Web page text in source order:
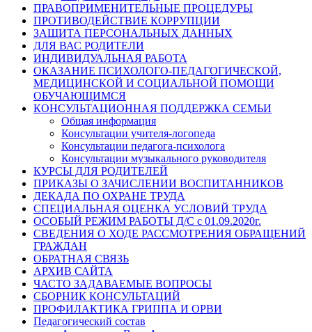
ПРАВОПРИМЕНИТЕЛЬНЫЕ ПРОЦЕДУРЫ
ПРОТИВОДЕЙСТВИЕ КОРРУПЦИИ
ЗАЩИТА ПЕРСОНАЛЬНЫХ ДАННЫХ
ДЛЯ ВАС РОДИТЕЛИ
ИНДИВИДУАЛЬНАЯ РАБОТА
ОКАЗАНИЕ ПСИХОЛОГО-ПЕДАГОГИЧЕСКОЙ,
МЕДИЦИНСКОЙ И СОЦИАЛЬНОЙ ПОМОЩИ
ОБУЧАЮЩИМСЯ
КОНСУЛЬТАЦИОННАЯ ПОДДЕРЖКА СЕМЬИ
Общая информация
Консультации учителя-логопеда
Консультации педагога-психолога
Консультации музыкального руководителя
КУРСЫ ДЛЯ РОДИТЕЛЕЙ
ПРИКАЗЫ О ЗАЧИСЛЕНИИ ВОСПИТАННИКОВ
ДЕКАДА ПО ОХРАНЕ ТРУДА
СПЕЦИАЛЬНАЯ ОЦЕНКА УСЛОВИЙ ТРУДА
ОСОБЫЙ РЕЖИМ РАБОТЫ Д/С с 01.09.2020г.
СВЕДЕНИЯ О ХОДЕ РАССМОТРЕНИЯ ОБРАЩЕНИЙ
ГРАЖДАН
ОБРАТНАЯ СВЯЗЬ
АРХИВ САЙТА
ЧАСТО ЗАДАВАЕМЫЕ ВОПРОСЫ
СБОРНИК КОНСУЛЬТАЦИЙ
ПРОФИЛАКТИКА ГРИППА И ОРВИ
Педагогический состав